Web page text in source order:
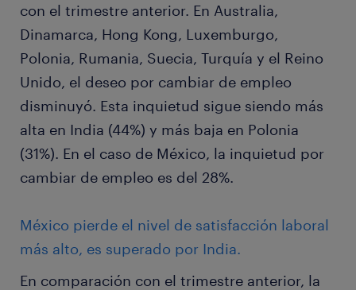
con el trimestre anterior. En Australia,
Dinamarca, Hong Kong, Luxemburgo,
Polonia, Rumania, Suecia, Turquía y el Reino
Unido, el deseo por cambiar de empleo
disminuyó. Esta inquietud sigue siendo más
alta en India (44%) y más baja en Polonia
(31%). En el caso de México, la inquietud por
cambiar de empleo es del 28%.
México pierde el nivel de satisfacción laboral
más alto, es superado por India.
En comparación con el trimestre anterior, la